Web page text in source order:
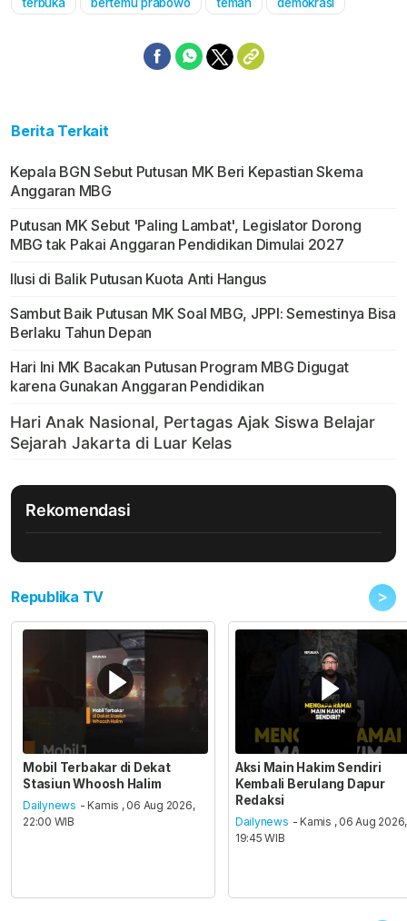
terbuka bertemu prabowo teman demokrasi
Berita Terkait
Kepala BGN Sebut Putusan MK Beri Kepastian Skema
Anggaran MBG
Putusan MK Sebut 'Paling Lambat', Legislator Dorong
MBG tak Pakai Anggaran Pendidikan Dimulai 2027
Ilusi di Balik Putusan Kuota Anti Hangus
Sambut Baik Putusan MK Soal MBG, JPPI: Semestinya Bisa
Berlaku Tahun Depan
Hari Ini MK Bacakan Putusan Program MBG Digugat
karena Gunakan Anggaran Pendidikan
Rekomendasi
Republika TV >
Mobil Terbakar di Dekat
Stasiun Whoosh Halim
Dailynews - Kamis , 06 Aug 2026,
22:00 WIB
Aksi Main Hakim Sendiri
Kembali Berulang Dapur
Redaksi
Dailynews - Kamis , 06 Aug 2026,
19:45 WIB